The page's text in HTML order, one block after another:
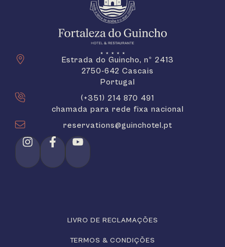
Estrada do Guincho, nº 2413
2750-642 Cascais
Portugal
(+351) 214 870 491
chamada para rede fixa nacional
reservations@guinchotel.pt
LIVRO DE RECLAMAÇÕES
TERMOS & CONDIÇÕES